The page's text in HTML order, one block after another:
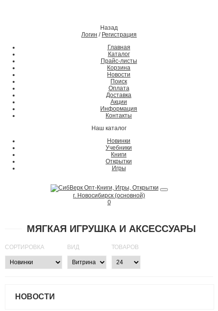
Назад
Логин / Регистрация
Главная
Каталог
Прайс-листы
Корзина
Новости
Поиск
Оплата
Доставка
Акции
Информация
Контакты
Наш каталог
Новинки
Учебники
Книги
Открытки
Игры
г. Новосибирск (основной)
0
МЯГКАЯ ИГРУШКА И АКСЕССУАРЫ
СОРТИРОВКА ВИД ТОВАРОВ
НОВОСТИ